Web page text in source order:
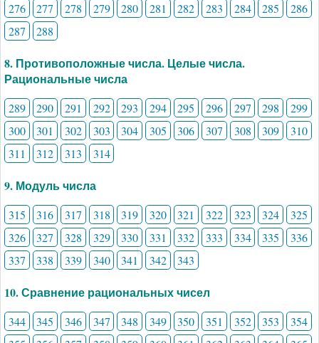
276
277 278 279 280 281 282 283 284 285
286
287
288
8. Противоположные числа. Целые числа.
Рациональные числа
289 290 291 292 293 294 295 296 297 298
299
300
301 302 303 304 305 306 307 308 309
310
311
312 313 314
9. Модуль числа
315 316 317 318 319 320 321 322 323 324
325
326
327 328 329 330 331 332 333 334 335
336
337
338 339 340 341 342 343
10. Сравнение рациональных чисел
344 345 346 347 348 349 350 351 352 353
354